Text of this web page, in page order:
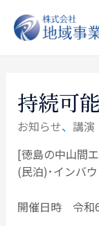
持続可
お知らせ、 講演
[徳島の中山間
(民泊)･インバ
開催日時 令和